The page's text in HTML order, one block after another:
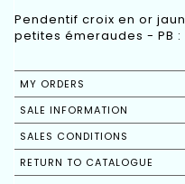
Pendentif croix en or
petites émeraudes - PB :
MY ORDERS
SALE INFORMATION
SALES CONDITIONS
RETURN TO CATALOGUE